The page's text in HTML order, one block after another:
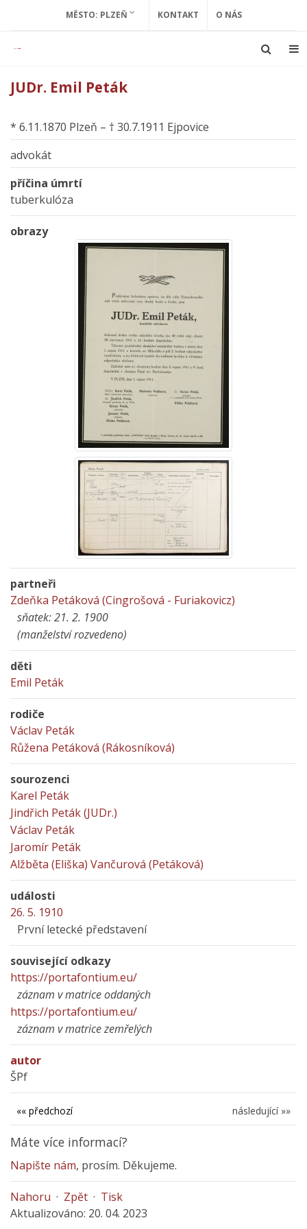
MĚSTO: PLZEŇ KONTAKT O NÁS
JUDr. Emil Peták
* 6.11.1870 Plzeň – † 30.7.1911 Ejpovice
advokát
příčina úmrtí
tuberkulóza
obrazy
partneři
Zdeňka Petáková (Cingrošová - Furiakovicz)
sňatek: 21. 2. 1900
(manželství rozvedeno)
děti
Emil Peták
rodiče
Václav Peták
Růžena Petáková (Rákosníková)
sourozenci
Karel Peták
Jindřich Peták (JUDr.)
Václav Peták
Jaromír Peták
Alžběta (Eliška) Vančurová (Petáková)
události
26. 5. 1910
První letecké představení
související odkazy
https://portafontium.eu/
záznam v matrice oddaných
https://portafontium.eu/
záznam v matrice zemřelých
autor
ŠPf
následující »»
«« předchozí
Máte více informací?
Napište nám, prosím. Děkujeme.
Nahoru · Zpět · Tisk
Aktualizováno: 20. 04. 2023